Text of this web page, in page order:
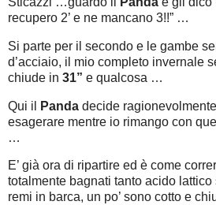
recupero 2’ e ne mancano 3!!” …
Si parte per il secondo e le gambe
d’acciaio, il mio completo invernale
chiude in 31” e qualcosa …
Qui il Panda decide
esagerare mentre io rimango con
…
E’ già ora di ripartire ed è come
totalmente bagnati tanto acido lattico
remi in barca, un po’ sono cotto e